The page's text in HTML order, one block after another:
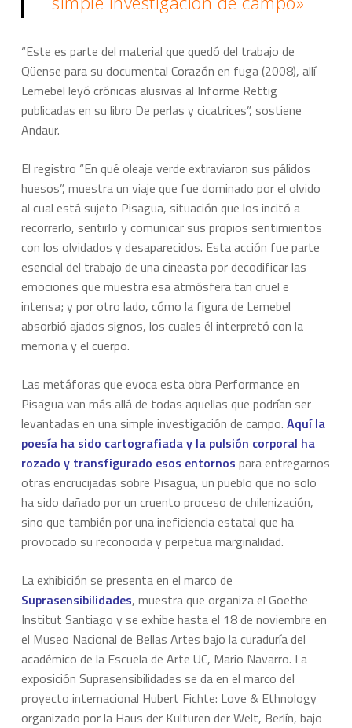
“Este es parte del material que quedó del trabajo de
Qüense para su documental Corazón en fuga (2008), allí
Lemebel leyó crónicas alusivas al Informe Rettig
publicadas en su libro De perlas y cicatrices”, sostiene
Andaur.
El registro “En qué oleaje verde extraviaron sus pálidos
huesos”, muestra un viaje que fue dominado por el olvido
al cual está sujeto Pisagua, situación que los incitó a
recorrerlo, sentirlo y comunicar sus propios sentimientos
con los olvidados y desaparecidos. Esta acción fue parte
esencial del trabajo de una cineasta por decodificar las
emociones que muestra esa atmósfera tan cruel e
intensa; y por otro lado, cómo la figura de Lemebel
absorbió ajados signos, los cuales él interpretó con la
memoria y el cuerpo.
Las metáforas que evoca esta obra Performance en
Pisagua van más allá de todas aquellas que podrían ser
levantadas en una simple investigación de campo. Aquí la
poesía ha sido cartografiada y la pulsión corporal ha
rozado y transfigurado esos entornos para entregarnos
otras encrucijadas sobre Pisagua, un pueblo que no solo
ha sido dañado por un cruento proceso de chilenización,
sino que también por una ineficiencia estatal que ha
provocado su reconocida y perpetua marginalidad.
La exhibición se presenta en el marco de
Suprasensibilidades, muestra que organiza el Goethe
Institut Santiago y se exhibe hasta el 18 de noviembre en
el Museo Nacional de Bellas Artes bajo la curaduría del
académico de la Escuela de Arte UC, Mario Navarro. La
exposición Suprasensibilidades se da en el marco del
proyecto internacional Hubert Fichte: Love & Ethnology
organizado por la Haus der Kulturen der Welt, Berlín, bajo